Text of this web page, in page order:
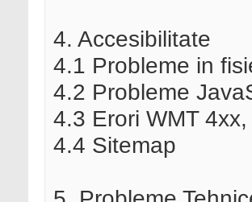
4. Accesibilitate
4.1 Probleme in
4.2 Probleme
4.3 Erori WMT
4.4 Sitemap